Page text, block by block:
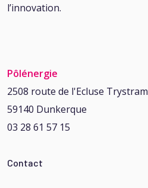
l’innovation.
Pôlénergie
2508 route de l'Ecluse Trystram
59140 Dunkerque
03 28 61 57 15
Contact